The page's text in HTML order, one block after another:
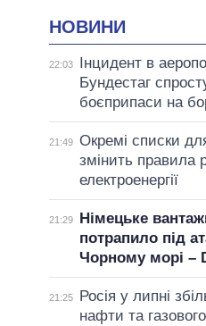
НОВИНИ
22:03
Інцидент в
Бундестаг
боєприпаси на
21:49 Окремі списки
змінить правила
електроенергії
21:29
Німецьке
потрапило під
Чорному морі –
21:25
Росія у липні
нафти та